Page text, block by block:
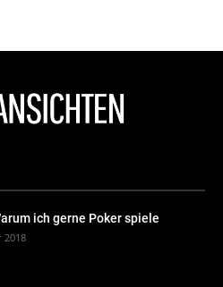
ich gerne Poker spiele
2018